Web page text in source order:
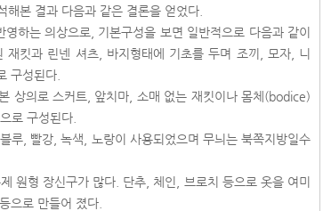
해본 결과 다음과 같은 결론을 얻었다.
하는 의상으로, 기본구성을 보면 일반적으로 다음과 같이
킷과 린넨 셔츠, 바지형태에 기초를 두며 조끼, 모자, 니
구성된다.
상의로 스커트, 앞치마, 소매 없는 재킷이나 몸체(bodice)
로 구성된다.
루, 빨강, 녹색, 노랑이 사용되었으며 무늬는 북쪽지방일수
원형 장신구가 많다. 단추, 체인, 브로치 등으로 옷을 여미
으로 만들어 졌다.